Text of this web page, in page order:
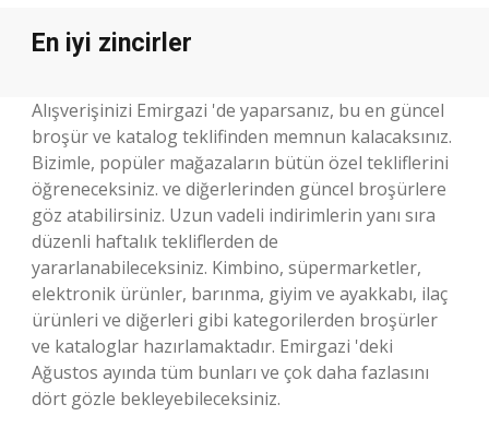
En iyi zincirler
Alışverişinizi Emirgazi 'de yaparsanız, bu en güncel
broşür ve katalog teklifinden memnun kalacaksınız.
Bizimle, popüler mağazaların bütün özel tekliflerini
öğreneceksiniz. ve diğerlerinden güncel broşürlere
göz atabilirsiniz. Uzun vadeli indirimlerin yanı sıra
düzenli haftalık tekliflerden de
yararlanabileceksiniz. Kimbino, süpermarketler,
elektronik ürünler, barınma, giyim ve ayakkabı, ilaç
ürünleri ve diğerleri gibi kategorilerden broşürler
ve kataloglar hazırlamaktadır. Emirgazi 'deki
Ağustos ayında tüm bunları ve çok daha fazlasını
dört gözle bekleyebileceksiniz.